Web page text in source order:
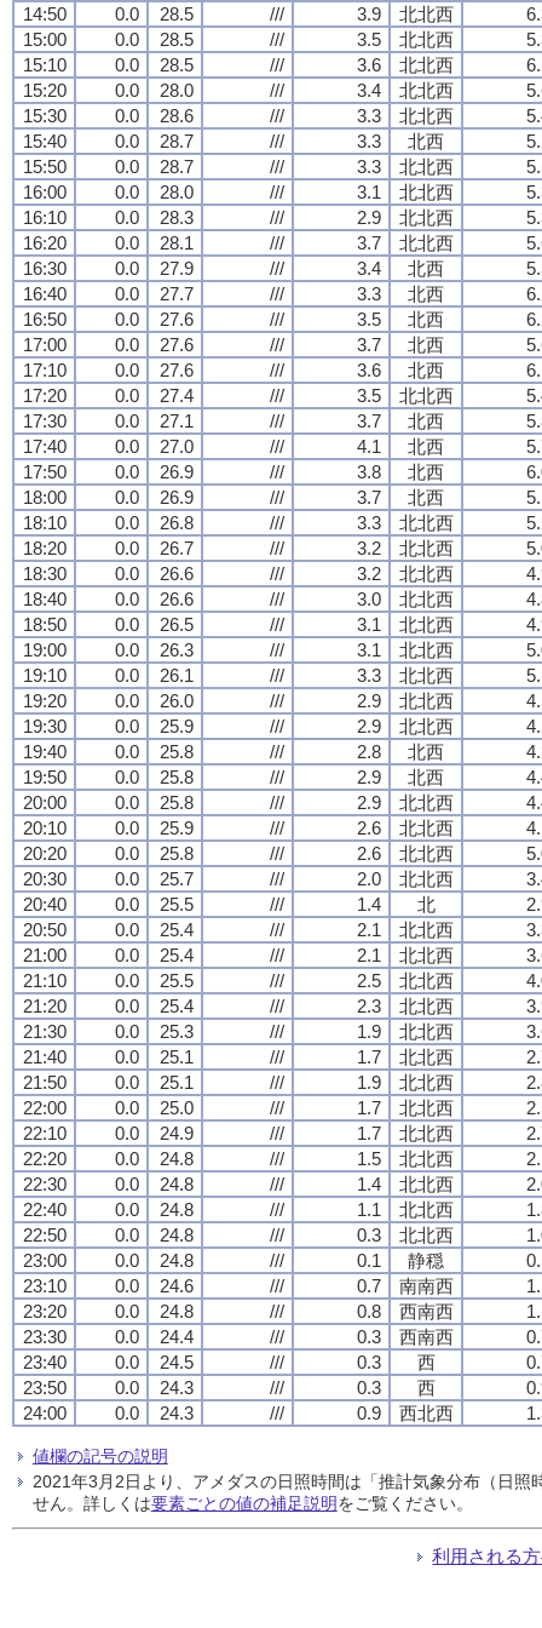
14:50 0.0 28.5 /// 3.9 北北西
15:00
0.0 28.5 /// 3.5 北北西
15:10
0.0 28.5 /// 3.6 北北西
15:20
0.0 28.0 /// 3.4 北北西
15:30
0.0 28.6 /// 3.3 北北西
15:40
0.0 28.7 /// 3.3 北西
15:50
0.0 28.7 /// 3.3 北北西
16:00
0.0 28.0 /// 3.1 北北西
16:10
0.0 28.3 /// 2.9 北北西
16:20
0.0 28.1 /// 3.7 北北西
16:30
0.0 27.9 /// 3.4 北西
16:40
0.0 27.7 /// 3.3 北西
16:50
0.0 27.6 /// 3.5 北西
17:00
0.0 27.6 /// 3.7 北西
17:10
0.0 27.6 /// 3.6 北西
17:20
0.0 27.4 /// 3.5 北北西
17:30
0.0 27.1 /// 3.7 北西
17:40
0.0 27.0 /// 4.1 北西
17:50
0.0 26.9 /// 3.8 北西
18:00
0.0 26.9 /// 3.7 北西
18:10
0.0 26.8 /// 3.3 北北西
18:20
0.0 26.7 /// 3.2 北北西
18:30
0.0 26.6 /// 3.2 北北西
18:40
0.0 26.6 /// 3.0 北北西
18:50
0.0 26.5 /// 3.1 北北西
19:00
0.0 26.3 /// 3.1 北北西
19:10
0.0 26.1 /// 3.3 北北西
19:20
0.0 26.0 /// 2.9 北北西
19:30
0.0 25.9 /// 2.9 北北西
19:40
0.0 25.8 /// 2.8 北西
19:50
0.0 25.8 /// 2.9 北西
20:00
0.0 25.8 /// 2.9 北北西
20:10
0.0 25.9 /// 2.6 北北西
20:20
0.0 25.8 /// 2.6 北北西
20:30
0.0 25.7 /// 2.0 北北西
20:40
0.0 25.5 /// 1.4 北
20:50
0.0 25.4 /// 2.1 北北西
21:00
0.0 25.4 /// 2.1 北北西
21:10
0.0 25.5 /// 2.5 北北西
21:20
0.0 25.4 /// 2.3 北北西
21:30
0.0 25.3 /// 1.9 北北西
21:40
0.0 25.1 /// 1.7 北北西
21:50
0.0 25.1 /// 1.9 北北西
22:00
0.0 25.0 /// 1.7 北北西
22:10
0.0 24.9 /// 1.7 北北西
22:20
0.0 24.8 /// 1.5 北北西
22:30
0.0 24.8 /// 1.4 北北西
22:40
0.0 24.8 /// 1.1 北北西
22:50
0.0 24.8 /// 0.3 北北西
23:00
0.0 24.8 /// 0.1 静穏
23:10
0.0 24.6 /// 0.7 南南西
23:20
0.0 24.8 /// 0.8 西南西
23:30
0.0 24.4 /// 0.3 西南西
23:40
0.0 24.5 /// 0.3 西
23:50
0.0 24.3 /// 0.3 西
24:00
0.0 24.3 /// 0.9 西北西
値欄の記号の説明
2021年3月2日より、アメダスの日照時間は「推計気象分布（日
せん。詳しくは要素ごとの値の補足説明をご覧ください。
利用される